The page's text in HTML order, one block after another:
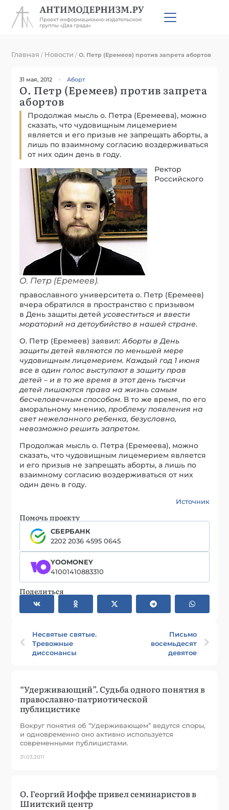
Главная / Новости /О. Петр (Еремеев) против запрета абортов
31 мая, 2012 Аборт
О. Петр (Еремеев) против запрета
абортов
Продолжая мысль о. Петра (Еремеева), можно
сказать, что чудовищным лицемерием
является и его призыв не запрещать аборты, а
лишь по взаимному согласию воздерживаться
от них один день в году.
О. Петр (Еремеев).
Ректор
Российского
православного университета о. Петр (Еремеев)
вчера обратился в пространство с призывом
в День защиты детей усовеститься и ввести
мораторий на детоубийство в нашей стране.
О. Петр (Еремеев) заявил:Аборты в День
защиты детей являются по меньшей мере
чудовищным лицемерием. Каждый год 1 июня
все в один голос выступают в защиту прав
детей – и в то же время в этот день тысячи
детей лишаются права на жизнь самым
бесчеловечным способом. В то же время, по его
аморальному мнению,проблему появления на
свет нежеланного ребенка, безусловно,
невозможно решить запретом.
Продолжая мысль о. Петра (Еремеева), можно
сказать, что чудовищным лицемерием является
и его призыв не запрещать аборты, а лишь по
взаимному согласию воздерживаться от них
один день в году.
Источник
Помочь проекту
СБЕРБАНК
2202 2036 4595 0645
YOOMONEY
41001410883310
Поделиться
Несвятые святые.
Тревожные
диссонансы
Письмо
восемьдесят
девятое
“Удерживающий”. Судьба одного понятия в
православно-патриотической
публицистике
Вокруг понятия об “Удерживающем” ведутся споры,
и одновременно оно активно используется
современными публицистами.
31.03.2011
О. Георгий Иоффе привел семинаристов в
Шиитский центр